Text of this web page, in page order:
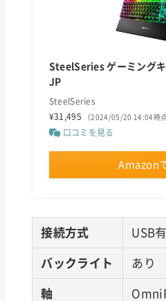
SteelSeries ゲーミング
JP
SteelSeries
¥31,495
（2024/05/20 14:04時
口コミを見る
Amazon
接続方式 USB
バックライト あり
軸